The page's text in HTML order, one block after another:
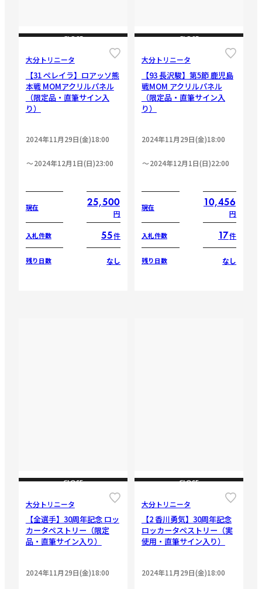
CLOSE
大分トリニータ
【31 ペレイラ】ロアッソ熊
本戦 MOMアクリルパネル
（限定品・直筆サイン入
り）
2024年11月29日(金)18:00
2024年12月1日(日)23:00
現在 25,500
円
入札件数 55件
残り日数 なし
CLOSE
大分トリニータ
【93 長沢駿】第5節 鹿児島
戦MOM アクリルパネル
（限定品・直筆サイン入
り）
2024年11月29日(金)18:00
2024年12月1日(日)22:00
現在 10,456
円
入札件数 17件
残り日数 なし
CLOSE
大分トリニータ
【全選手】30周年記念 ロッ
カータペストリー（限定
品・直筆サイン入り）
2024年11月29日(金)18:00
CLOSE
大分トリニータ
【2 香川勇気】30周年記念
ロッカータペストリー（実
使用・直筆サイン入り）
2024年11月29日(金)18:00